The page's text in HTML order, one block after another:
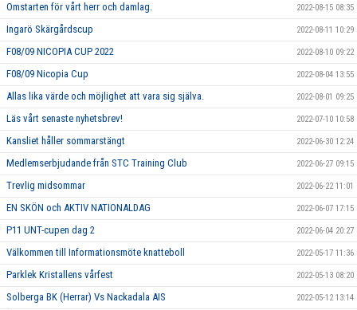
Omstarten för vårt herr och damlag. 2022-08-15 08:35
Ingarö Skärgårdscup 2022-08-11 10:29
F08/09 NICOPIA CUP 2022 2022-08-10 09:22
F08/09 Nicopia Cup 2022-08-04 13:55
Allas lika värde och möjlighet att vara sig själva. 2022-08-01 09:25
Läs vårt senaste nyhetsbrev! 2022-07-10 10:58
Kansliet håller sommarstängt 2022-06-30 12:24
Medlemserbjudande från STC Training Club 2022-06-27 09:15
Trevlig midsommar 2022-06-22 11:01
EN SKÖN och AKTIV NATIONALDAG 2022-06-07 17:15
P11 UNT-cupen dag 2 2022-06-04 20:27
Välkommen till Informationsmöte knatteboll 2022-05-17 11:36
Parklek Kristallens vårfest 2022-05-13 08:20
Solberga BK (Herrar) Vs Nackadala AIS 2022-05-12 13:14